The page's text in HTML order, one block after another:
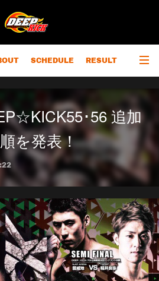
SCHEDULE RESULT
･56 追加
を発表！